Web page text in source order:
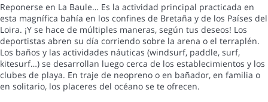
Reponerse en La Baule… Es la actividad principal practicada en
esta magnífica bahía en los confines de Bretaña y de los Países del
Loira. ¡Y se hace de múltiples maneras, según tus deseos! Los
deportistas abren su día corriendo sobre la arena o el terraplén.
Los baños y las actividades náuticas (windsurf, paddle, surf,
kitesurf…) se desarrollan luego cerca de los establecimientos y los
clubes de playa. En traje de neopreno o en bañador, en familia o
en solitario, los placeres del océano se te ofrecen.